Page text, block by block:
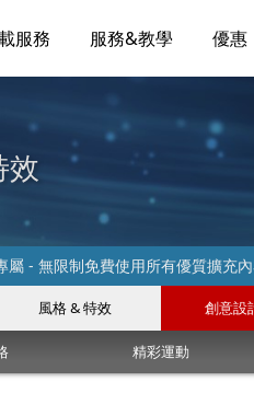
服務 服務&教學 優惠
效
屬 - 無限制免費使用所有優質擴充
風格 & 特效 創意設
精彩運動